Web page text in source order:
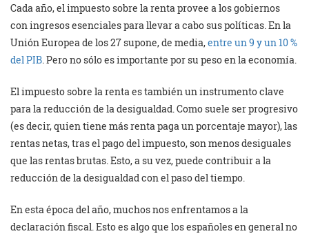
Cada año, el impuesto sobre la renta provee a los gobiernos
con ingresos esenciales para llevar a cabo sus políticas. En la
Unión Europea de los 27 supone, de media,entre un 9 y un 10 %
del PIB. Pero no sólo es importante por su peso en la economía.
El impuesto sobre la renta es también un instrumento clave
para la reducción de la desigualdad. Como suele ser progresivo
(es decir, quien tiene más renta paga un porcentaje mayor), las
rentas netas, tras el pago del impuesto, son menos desiguales
que las rentas brutas. Esto, a su vez, puede contribuir a la
reducción de la desigualdad con el paso del tiempo.
En esta época del año, muchos nos enfrentamos a la
declaración fiscal. Esto es algo que los españoles en general no